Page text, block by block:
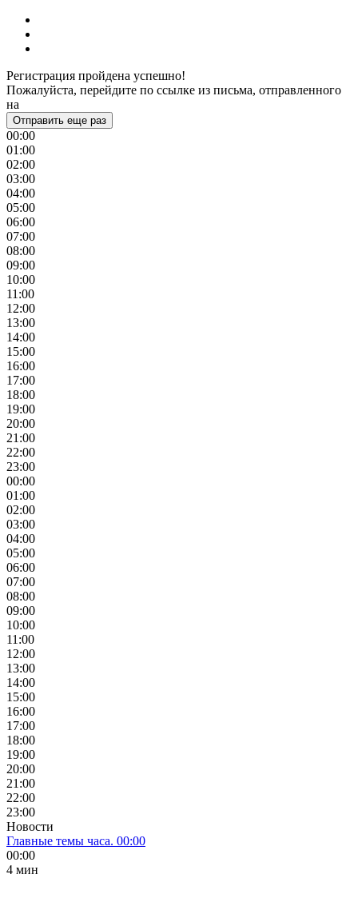
Регистрация пройдена успешно!
Пожалуйста, перейдите по ссылке из письма, отправленного
на
Отправить еще раз
00:00
01:00
02:00
03:00
04:00
05:00
06:00
07:00
08:00
09:00
10:00
11:00
12:00
13:00
14:00
15:00
16:00
17:00
18:00
19:00
20:00
21:00
22:00
23:00
00:00
01:00
02:00
03:00
04:00
05:00
06:00
07:00
08:00
09:00
10:00
11:00
12:00
13:00
14:00
15:00
16:00
17:00
18:00
19:00
20:00
21:00
22:00
23:00
Новости
Главные темы часа. 00:00
00:00
4 мин